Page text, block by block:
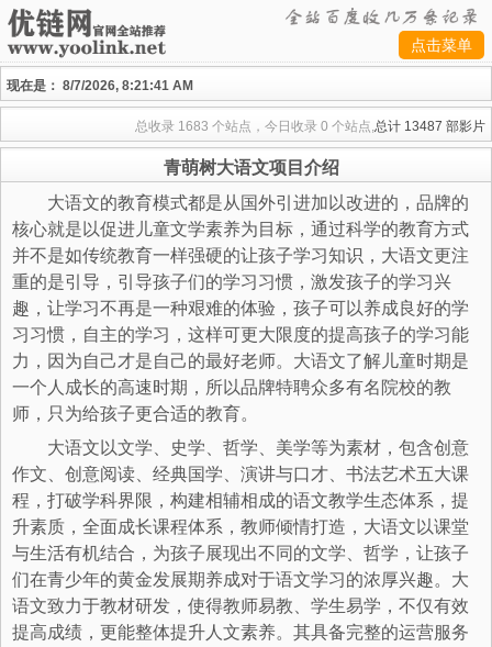
点击菜单
现在是： 8/7/2026, 8:21:42 AM
总收录 1683 个站点，今日收录 0 个站点,总计 13487 部影片
青萌树大语文项目介绍
大语文的教育模式都是从国外引进加以改进的，品牌的
核心就是以促进儿童文学素养为目标，通过科学的教育方式
并不是如传统教育一样强硬的让孩子学习知识，大语文更注
重的是引导，引导孩子们的学习习惯，激发孩子的学习兴
趣，让学习不再是一种艰难的体验，孩子可以养成良好的学
习习惯，自主的学习，这样可更大限度的提高孩子的学习能
力，因为自己才是自己的最好老师。大语文了解儿童时期是
一个人成长的高速时期，所以品牌特聘众多有名院校的教
师，只为给孩子更合适的教育。
大语文以文学、史学、哲学、美学等为素材，包含创意
作文、创意阅读、经典国学、演讲与口才、书法艺术五大课
程，打破学科界限，构建相辅相成的语文教学生态体系，提
升素质，全面成长课程体系，教师倾情打造，大语文以课堂
与生活有机结合，为孩子展现出不同的文学、哲学，让孩子
们在青少年的黄金发展期养成对于语文学习的浓厚兴趣。大
语文致力于教材研发，使得教师易教、学生易学，不仅有效
提高成绩，更能整体提升人文素养。其具备完整的运营服务